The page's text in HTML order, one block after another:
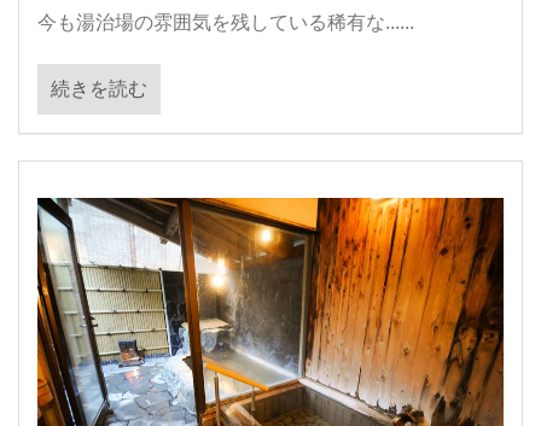
今も湯治場の雰囲気を残している稀有な......
続きを読む